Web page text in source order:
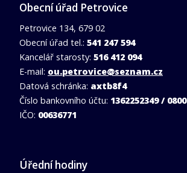
Obecní úřad Petrovice
Petrovice 134, 679 02
Obecní úřad tel.: 541 247 594
Kancelář starosty: 516 412 094
E-mail: ou.petrovice@seznam.cz
Datová schránka: axtb8f4
Číslo bankovního účtu: 1362252349 / 0800
IČO: 00636771
Úřední hodiny